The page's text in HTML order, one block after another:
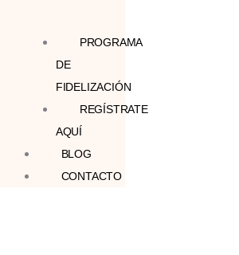
PROGRAMA
DE
FIDELIZACIÓN
REGÍSTRATE
AQUÍ
BLOG
CONTACTO